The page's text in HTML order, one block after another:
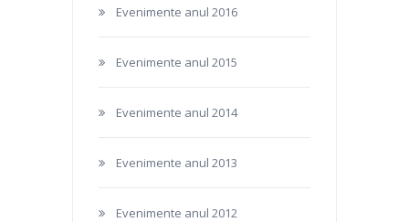
Evenimente anul 2016
Evenimente anul 2015
Evenimente anul 2014
Evenimente anul 2013
Evenimente anul 2012